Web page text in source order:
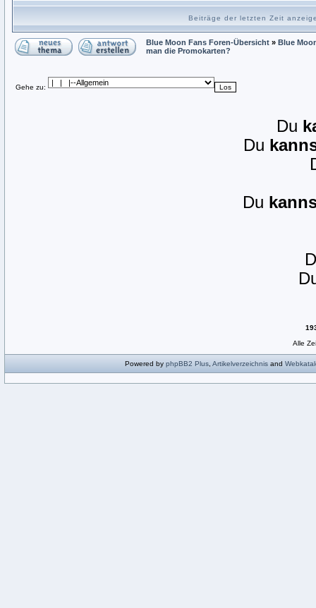
Beiträge der letzten Zeit
Blue Moon Fans Foren-Übersicht » Blue
man die Promokarten?
Gehe zu:
Du
Du
Du
Alle
Powered by phpBB2 Plus Artikelverzeichnis and